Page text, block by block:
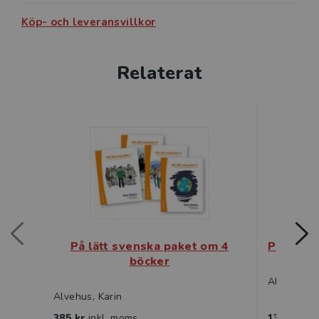
Sveriges geografi
Köp- och leveransvillkor
Relaterat
På lätt svenska paket om 4
böcker
Alvehus, Karin
På lätt
Alvehus,